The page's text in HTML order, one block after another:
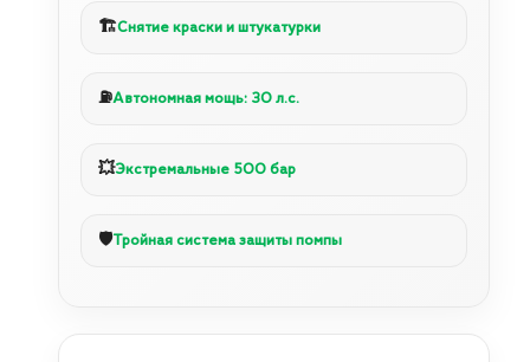
🏗️Снятие краски и штукатурки
⛽Автономная мощь: 30 л.с.
💥Экстремальные 500 бар
🛡️Тройная система защиты помпы